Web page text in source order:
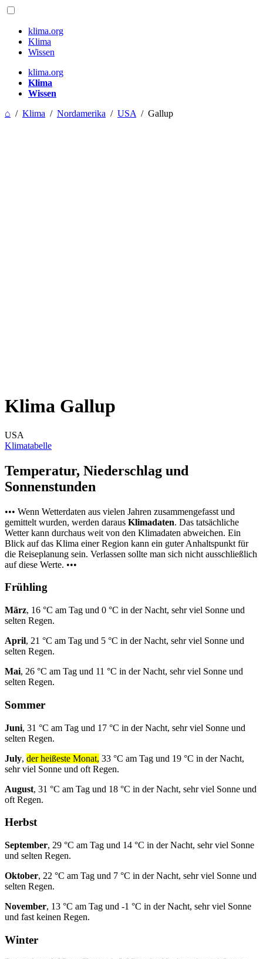
klima.org
Klima
Wissen
klima.org
Klima
Wissen
⌂ / Klima / Nordamerika / USA / Gallup
Klima Gallup
USA
Klimatabelle
Temperatur, Niederschlag und
Sonnenstunden
••• Wenn Wetterdaten aus vielen Jahren zusammengefasst und
gemittelt wurden, werden daraus Klimadaten. Das tatsächliche
Wetter kann durchaus weit von den Klimadaten abweichen. Ein
Blick auf das Klima einer Region kann ein guter Anhaltspunkt für
die Reiseplanung sein. Verlassen sollte man sich nicht ausschließlich
auf diese Werte. •••
Frühling
März, 16 °C am Tag und 0 °C in der Nacht, sehr viel Sonne und
selten Regen.
April, 21 °C am Tag und 5 °C in der Nacht, sehr viel Sonne und
selten Regen.
Mai, 26 °C am Tag und 11 °C in der Nacht, sehr viel Sonne und
selten Regen.
Sommer
Juni, 31 °C am Tag und 17 °C in der Nacht, sehr viel Sonne und
selten Regen.
July, der heißeste Monat, 33 °C am Tag und 19 °C in der Nacht,
sehr viel Sonne und oft Regen.
August, 31 °C am Tag und 18 °C in der Nacht, sehr viel Sonne und
oft Regen.
Herbst
September, 29 °C am Tag und 14 °C in der Nacht, sehr viel Sonne
und selten Regen.
Oktober, 22 °C am Tag und 7 °C in der Nacht, sehr viel Sonne und
selten Regen.
November, 13 °C am Tag und -1 °C in der Nacht, sehr viel Sonne
und fast keinen Regen.
Winter